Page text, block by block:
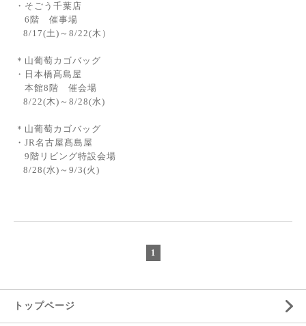
・そごう千葉店
6階 催事場
8/17(土)～8/22(木）
＊山葡萄カゴバッグ
・日本橋髙島屋
本館8階 催会場
8/22(木)～8/28(水)
＊山葡萄カゴバッグ
・JR名古屋髙島屋
9階リビング特設会場
8/28(水)～9/3(火)
1
トップページ